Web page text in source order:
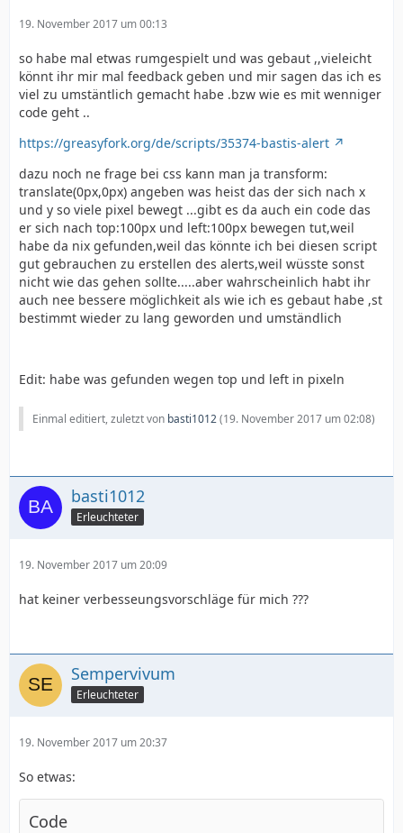
19. November 2017 um 00:13
so habe mal etwas rumgespielt und was gebaut ,,vieleicht
könnt ihr mir mal feedback geben und mir sagen das ich es
viel zu umstäntlich gemacht habe .bzw wie es mit wenniger
code geht ..
https://greasyfork.org/de/scripts/35374-bastis-alert
dazu noch ne frage bei css kann man ja transform:
translate(0px,0px) angeben was heist das der sich nach x
und y so viele pixel bewegt ...gibt es da auch ein code das
er sich nach top:100px und left:100px bewegen tut,weil
habe da nix gefunden,weil das könnte ich bei diesen script
gut gebrauchen zu erstellen des alerts,weil wüsste sonst
nicht wie das gehen sollte.....aber wahrscheinlich habt ihr
auch nee bessere möglichkeit als wie ich es gebaut habe ,st
bestimmt wieder zu lang geworden und umständlich
Edit: habe was gefunden wegen top und left in pixeln
Einmal editiert, zuletzt von basti1012(19. November 2017 um 02:08)
basti1012
Erleuchteter
19. November 2017 um 20:09
hat keiner verbesseungsvorschläge für mich ???
Sempervivum
Erleuchteter
19. November 2017 um 20:37
So etwas:
Code